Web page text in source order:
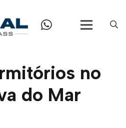
no
do Mar